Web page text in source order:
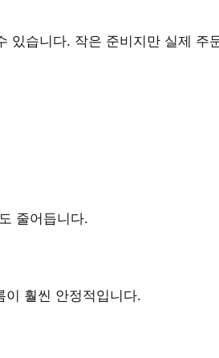
있습니다. 작은 준비지만 실제 주
줄어듭니다.
이 훨씬 안정적입니다.